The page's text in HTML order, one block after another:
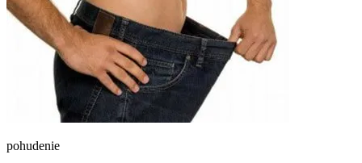
pohudenie